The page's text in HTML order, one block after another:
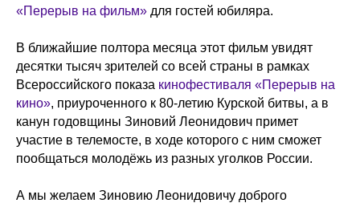
«Перерыв на фильм» для гостей юбиляра.
В ближайшие полтора месяца этот фильм увидят
десятки тысяч зрителей со всей страны в рамках
Всероссийского показа кинофестиваля «Перерыв на
кино», приуроченного к 80-летию Курской битвы, а в
канун годовщины Зиновий Леонидович примет
участие в телемосте, в ходе которого с ним сможет
пообщаться молодёжь из разных уголков России.
А мы желаем Зиновию Леонидовичу доброго